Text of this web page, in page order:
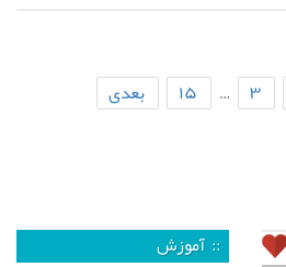
۳ … ۱۵ بعدی
:: آموزش